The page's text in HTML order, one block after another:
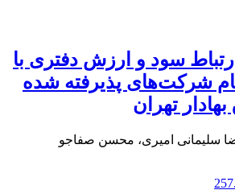
سود و ارزش دفتری با
شرکت‌های پذیرفته شده
تهران
سلیمانی امیری، محسن صفاجو